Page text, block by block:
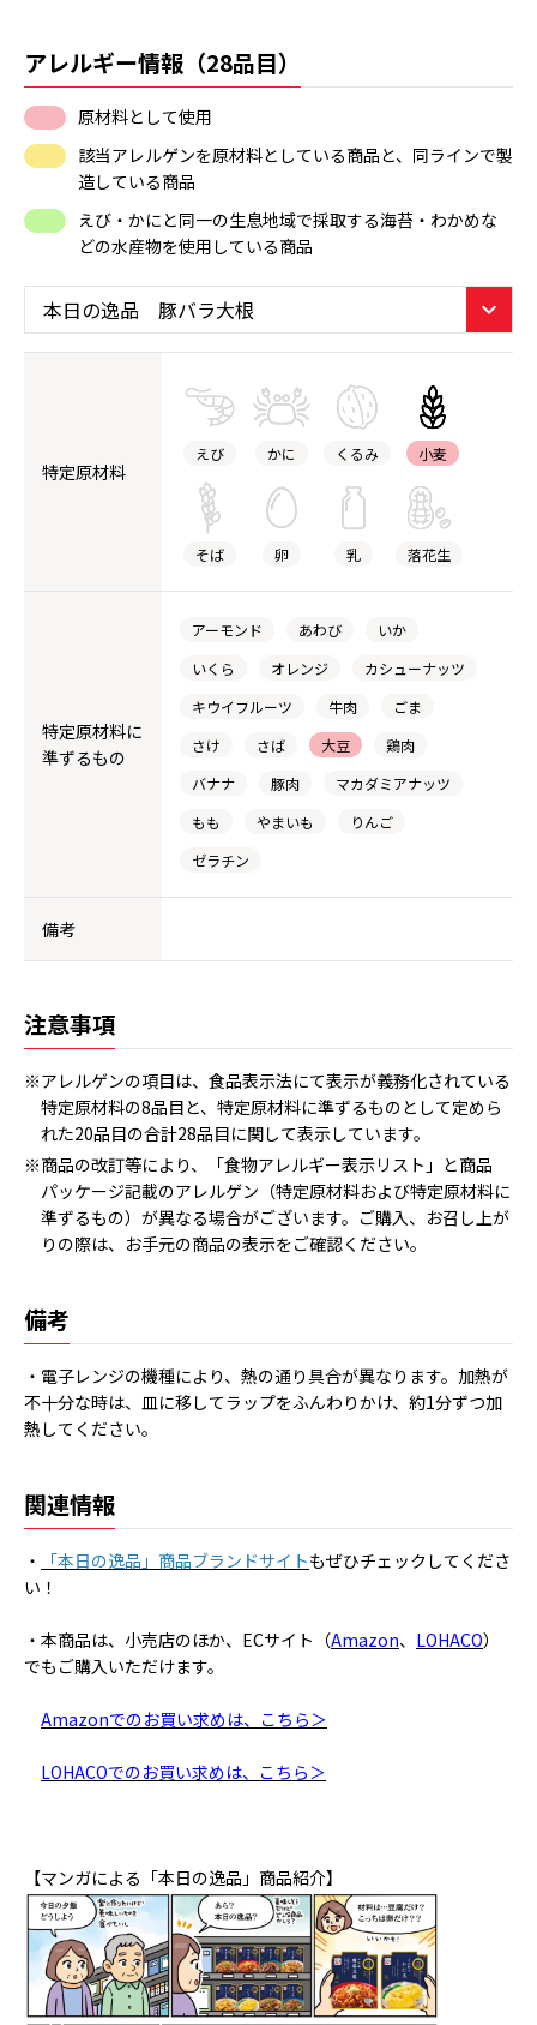
アレルギー情報（28品目）
原材料として使用
該当アレルゲンを原材料としている商品と、同ラインで製
造している商品
えび・かにと同一の生息地域で採取する海苔・わかめな
どの水産物を使用している商品
特定原材料
えび かに くるみ 小麦
そば 卵 乳 落花生
特定原材料に
準ずるもの
アーモンド あわび
いか
いくら
オレンジ
カシューナッツ
キウイフルーツ
牛肉
ごま
さけ
さば 大豆
鶏肉
バナナ
豚肉
マカダミアナッツ
もも
やまいも
りんご
ゼラチン
備考
注意事項
※アレルゲンの項目は、食品表示法にて表示が義務化されている
特定原材料の8品目と、特定原材料に準ずるものとして定めら
れた20品目の合計28品目に関して表示しています。
※商品の改訂等により、「食物アレルギー表示リスト」と商品
パッケージ記載のアレルゲン（特定原材料および特定原材料に
準ずるもの）が異なる場合がございます。ご購入、お召し上が
りの際は、お手元の商品の表示をご確認ください。
備考
・電子レンジの機種により、熱の通り具合が異なります。加熱が
不十分な時は、皿に移してラップをふんわりかけ、約1分ずつ加
熱してください。
関連情報
・ 「本日の逸品」商品ブランドサイトもぜひチェックしてくださ
い！
・本商品は、小売店のほか、ECサイト（Amazon、 LOHACO）
でもご購入いただけます。
Amazonでのお買い求めは、こちら＞
LOHACOでのお買い求めは、こちら＞
【マンガによる「本日の逸品」商品紹介】